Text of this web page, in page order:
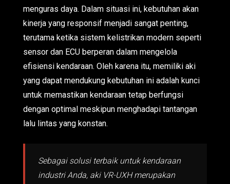
menguras daya. Dalam situasi ini, kebutuhan akan
kinerja yang responsif menjadi sangat penting,
terutama ketika sistem kelistrikan modern seperti
sensor dan ECU berperan dalam mengelola
efisiensi kendaraan. Oleh karena itu, memiliki aki
yang dapat mendukung kebutuhan ini adalah kunci
untuk memastikan kendaraan tetap berfungsi
dengan optimal meskipun menghadapi tantangan
lalu lintas yang konstan.
Sebagai solusi terbaik untuk kendaraan
industri Anda, aki VR-UXH merupakan